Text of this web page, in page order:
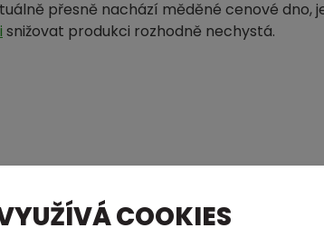
přesně nachází měděné cenové dno,
snižovat produkci rozhodně nechystá.
COOKIES